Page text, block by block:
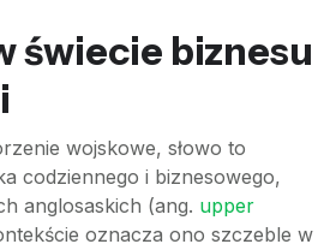
świecie biznesu
wojskowe, słowo to
codziennego i biznesowego,
anglosaskich (ang. upper
oznacza ono szczeble w